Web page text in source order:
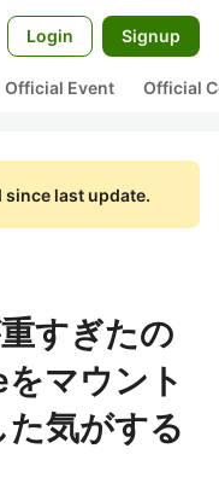
Login Signup
Official Event Official
since last update.
すぎたの
マウント
気がする